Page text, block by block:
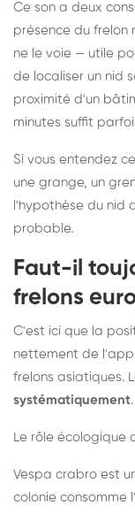
Ce son a deux
présence du
ne le voie — utile
de localiser un nid
proximité d'un
minutes suffit
Si vous entendez
une grange, un
l'hypothèse du nid
probable.
Faut-il
frelons
C'est ici que la
nettement de
frelons asiatiques.
systématiquement.
Le rôle écologique
Vespa crabro est
colonie consomme